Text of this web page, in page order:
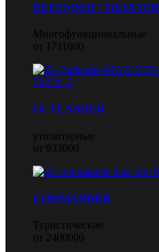
DEFENDER / TRAXTER
Многофункциональные
от 1711000
OUTLANDER
утилитарные
от 933000
COMMANDER
Туристические
от 2400000